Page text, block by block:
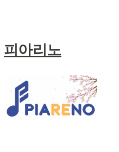
피아리노